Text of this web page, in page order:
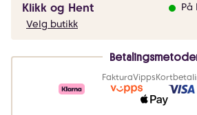
Klikk og Hent
På
Velg butikk
FakturaVipps